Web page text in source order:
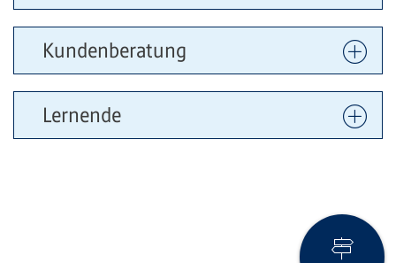
Kundenberatung
Lernende